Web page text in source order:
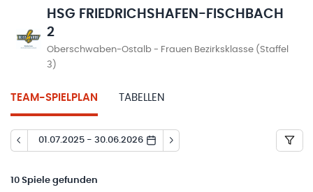
HSG FRIEDRICHSHAFEN-FISCHBACH
2
Oberschwaben-Ostalb - Frauen Bezirksklasse (Staffel
3)
TEAM-SPIELPLAN TABELLEN
01.07.2025 - 30.06.2026
10 Spiele gefunden